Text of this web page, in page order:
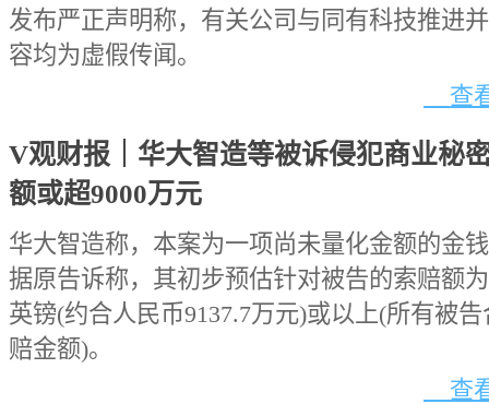
发布严正声明称，有关公司与同有科技推进
容均为虚假传闻。
查
V观财报｜华大智造等被诉侵犯商业秘
额或超9000万元
华大智造称，本案为一项尚未量化金额的金
据原告诉称，其初步预估针对被告的索赔额
英镑(约合人民币9137.7万元)或以上(所有被
赔金额)。
查